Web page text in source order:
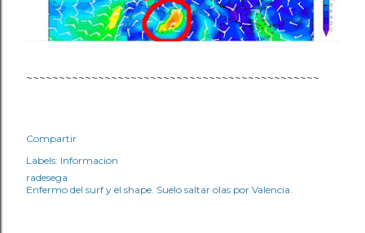
~~~~~~~~~~~~~~~~~~~~~~~~~~~~~~~~~~~~~~~~~~~~~
Compartir
Labels: Informacion
radesega
Enfermo del surf y el shape. Suelo saltar olas por Valencia.